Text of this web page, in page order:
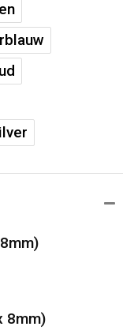
8mm)